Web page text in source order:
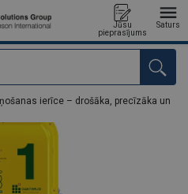
Jūsu
pieprasījums
Saturs
ierīce – drošāka, precīzāka un